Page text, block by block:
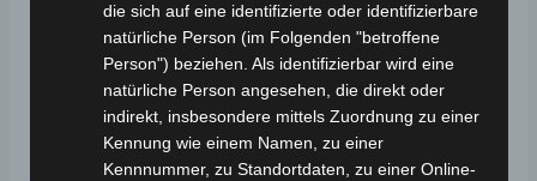
die sich auf eine identifizierte oder identifizierbare
natürliche Person (im Folgenden "betroffene
Person") beziehen. Als identifizierbar wird eine
natürliche Person angesehen, die direkt oder
indirekt, insbesondere mittels Zuordnung zu einer
Kennung wie einem Namen, zu einer
Kennnummer, zu Standortdaten, zu einer Online-